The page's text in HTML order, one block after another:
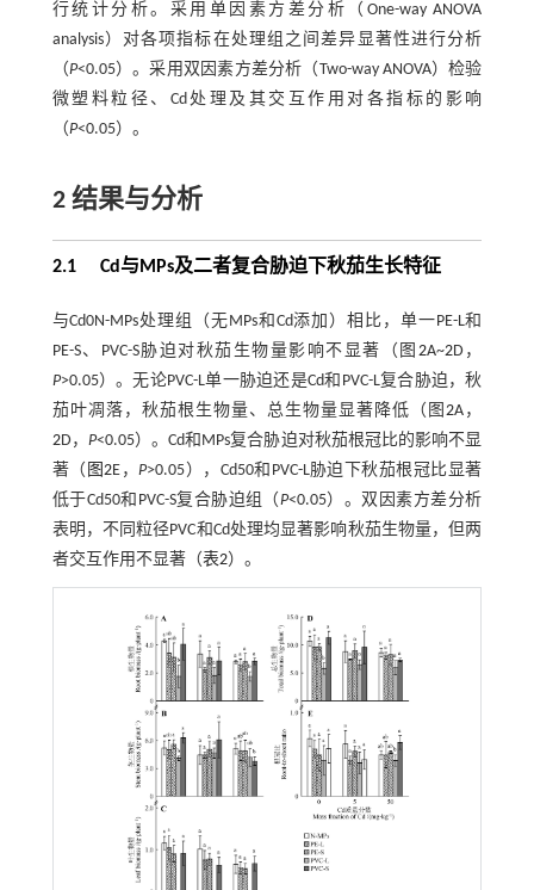
行统计分析。采用单因素方差分析（One-way ANOVA
analysis）对各项指标在处理组之间差异显著性进行分析
（P<0.05）。采用双因素方差分析（Two-way ANOVA）检验
微塑料粒径、Cd处理及其交互作用对各指标的影响
（P<0.05）。
2结果与分析
2.1 Cd 与MPs及二者复合胁迫下秋茄生长特征
与Cd0N-MPs处理组（无MPs和Cd添加）相比，单一PE-L和
PE-S、PVC-S胁迫对秋茄生物量影响不显著（图 2A~2D，
P>0.05）。无论PVC-L单一胁迫还是Cd和PVC-L复合胁迫，秋
茄叶凋落，秋茄根生物量、总生物量显著降低（图2A，
2D， P<0.05）。Cd和MPs复合胁迫对秋茄根冠比的影响不显
著（ 图2E，P>0.05），Cd50和PVC-L胁迫下秋茄根冠比显著
低于Cd50和PVC-S复合胁迫组（P<0.05）。双因素方差分析
表明，不同粒径PVC和Cd处理均显著影响秋茄生物量，但两
者交互作用不显著（表2）。